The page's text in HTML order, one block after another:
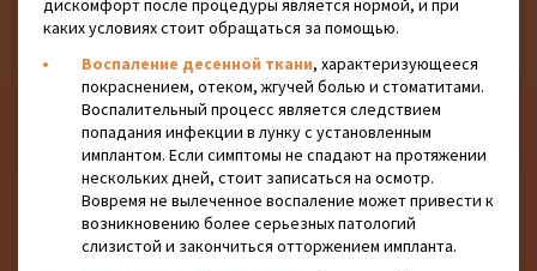
дискомфорт после процедуры является нормой, и при
каких условиях стоит обращаться за помощью.
Воспаление десенной ткани, характеризующееся
покраснением, отеком, жгучей болью и стоматитами.
Воспалительный процесс является следствием
попадания инфекции в лунку с установленным
имплантом. Если симптомы не спадают на протяжении
нескольких дней, стоит записаться на осмотр.
Вовремя не вылеченное воспаление может привести к
возникновению более серьезных патологий
слизистой и закончиться отторжением импланта.